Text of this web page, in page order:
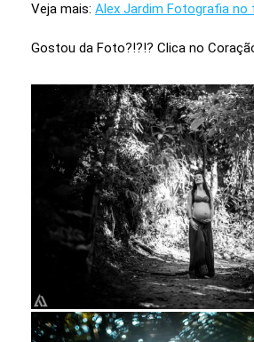
Veja mais: Alex Jardim Fotografia no
Gostou da Foto?!?!? Clica no